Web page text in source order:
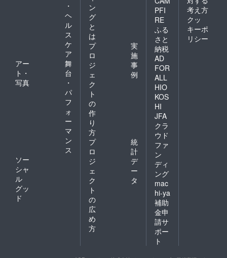
・
ヘ
ル
ス
ケ
ア
アー
ト・
写真
舞
台
・
パ
フ
ォ
ー
マ
ン
ス
ソー
シャ
ル
グッ
ド
ン
グ
と
は
プ
ロ
ジ
ェ
ク
ト
の
作
り
方
実
施
事
例
プ
ロ
ジ
ェ
ク
ト
の
広
め
方
統
計
デ
ー
タ
PFI
RE
ふる
さと
納税
AD
FOR
ALL
HIO
KOS
HI
JFA
クラ
ウド
ファ
ン
ディ
ング
mac
hi-ya
補助
金申
請サ
ポー
ト
考え方
クッ
キーポ
リシー